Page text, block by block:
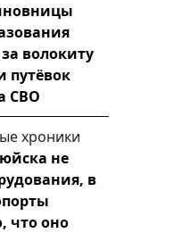
волокиту
путёвок
СВО
хроники
не
в
что оно